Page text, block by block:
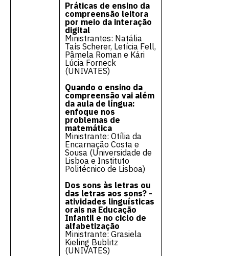
Práticas de ensino da
compreensão leitora
por meio da interação
digital
Ministrantes: Natália
Taís Scherer, Letícia Fell,
Pâmela Roman e Kári
Lúcia Forneck
(UNIVATES)
Quando o ensino da
compreensão vai além
da aula de língua:
enfoque nos
problemas de
matemática
Ministrante: Otília da
Encarnação Costa e
Sousa (Universidade de
Lisboa e Instituto
Politécnico de Lisboa)
Dos sons às letras ou
das letras aos sons? -
atividades linguísticas
orais na Educação
Infantil e no ciclo de
alfabetização
Ministrante: Grasiela
Kieling Bublitz
(UNIVATES)